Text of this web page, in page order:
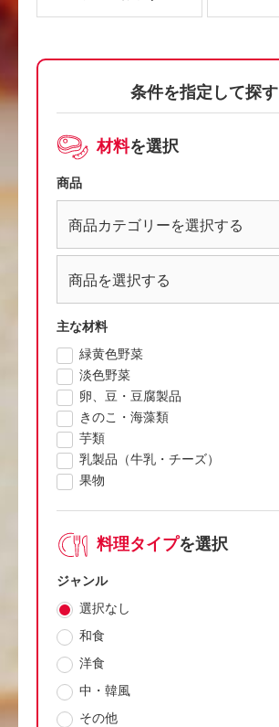
条件を指定して探す
材料を選択
商品
主な材料
緑黄色野菜
淡色野菜
卵、豆・豆腐製品
きのこ・海藻類
芋類
乳製品（牛乳・チーズ）
果物
料理タイプを選択
ジャンル
選択なし
和食
洋食
中・韓風
その他